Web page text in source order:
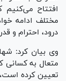
افتتاح
مختلف ادامه
درود، احترام و
وی بیان کرد:
متعال به کسانی
تعیین کرده